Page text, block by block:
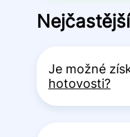
Je možné
hotovosti?